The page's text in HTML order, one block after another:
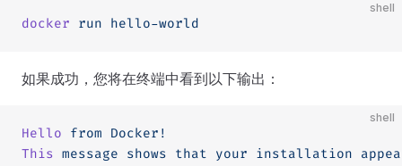
shell
docker run hello-world
如果成功，您将在终端中看到以下输出：
shell
Hello from Docker!
This message shows that your installation